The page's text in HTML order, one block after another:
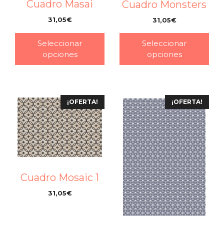
Cuadro Masai
31,05€
Seleccionar
opciones
Cuadro Monsters
31,05€
Seleccionar
opciones
¡OFERTA!
Cuadro Mosaic 1
31,05€
¡OFERTA!